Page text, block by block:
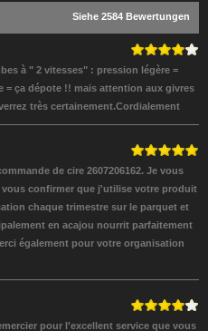
Siehe 2584 Bewertungen
à " 2 vitesses" : pression légère =
= ça dépote !! mais attention aux givres
très certainement.Cordialement
de cire 2607206162. Je vous
vous confirmer que j'utilise votre produit
chaque trimestre sur le parquet et
en acajou nourrit parfaitement
également pour votre organisation
pour l'excellent service que vous